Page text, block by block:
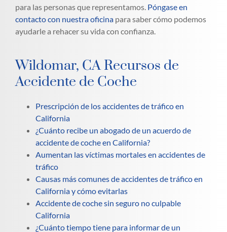
para las personas que representamos. Póngase en
contacto con nuestra oficina para saber cómo podemos
ayudarle a rehacer su vida con confianza.
Wildomar, CA Recursos de
Accidente de Coche
Prescripción de los accidentes de tráfico en
California
¿Cuánto recibe un abogado de un acuerdo de
accidente de coche en California?
Aumentan las víctimas mortales en accidentes de
tráfico
Causas más comunes de accidentes de tráfico en
California y cómo evitarlas
Accidente de coche sin seguro no culpable
California
¿Cuánto tiempo tiene para informar de un